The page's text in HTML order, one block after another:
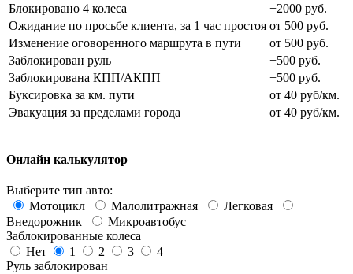
Блокировано 4 колеса
+2000 руб.
Ожидание по просьбе клиента, за 1 час простоя от 500 руб.
Изменение оговоренного маршрута в пути
от 500 руб.
Заблокирован руль
+500 руб.
Заблокирована КПП/АКПП
+500 руб.
Буксировка за км. пути
от 40 руб/км.
Эвакуация за пределами города
от 40 руб/км.
Онлайн калькулятор
Выберите тип авто:
Мотоцикл
Малолитражная
Легковая
Внедорожник
Микроавтобус
Заблокированные колеса
Нет
1 2 3
4
Руль заблокирован